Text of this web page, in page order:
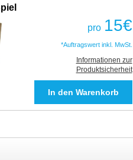
pro 15€
*Auftragswert inkl. MwSt.
Informationen zur
Produktsicherheit